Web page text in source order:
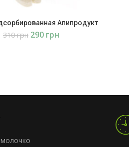
Апипродукт
310грн 290 грн